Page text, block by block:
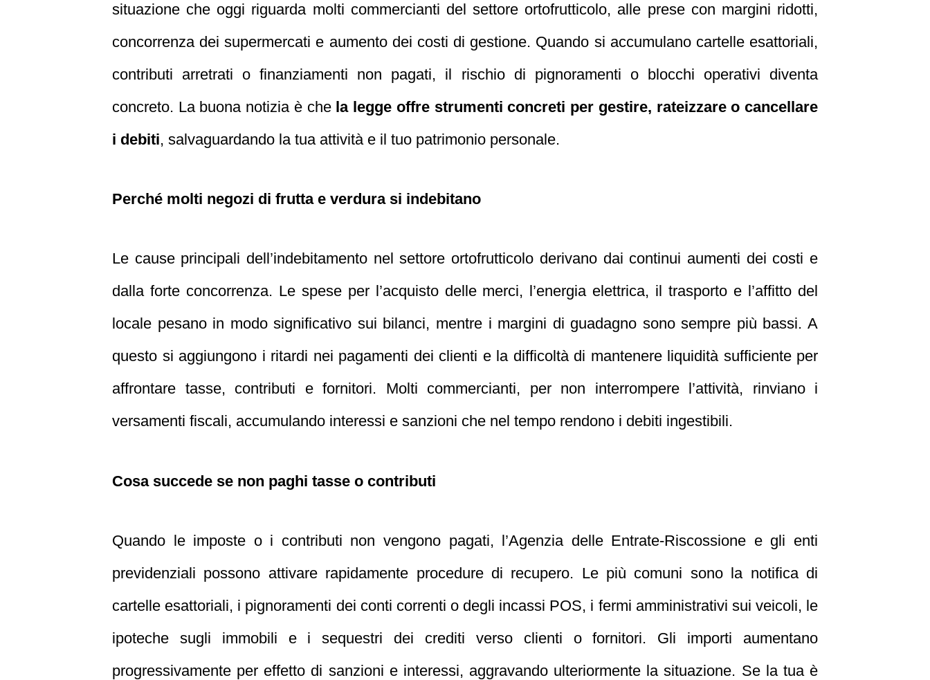
situazione che oggi riguarda molti commercianti del settore ortofrutticolo, alle prese con margini ridotti,
concorrenza dei supermercati e aumento dei costi di gestione. Quando si accumulano cartelle esattoriali,
contributi arretrati o finanziamenti non pagati, il rischio di pignoramenti o blocchi operativi diventa
concreto. La buona notizia è che la legge offre strumenti concreti per gestire, rateizzare o cancellare
i debiti, salvaguardando la tua attività e il tuo patrimonio personale.
Perché molti negozi di frutta e verdura si indebitano
Le cause principali dell’indebitamento nel settore ortofrutticolo derivano dai continui aumenti dei costi e
dalla forte concorrenza. Le spese per l’acquisto delle merci, l’energia elettrica, il trasporto e l’affitto del
locale pesano in modo significativo sui bilanci, mentre i margini di guadagno sono sempre più bassi. A
questo si aggiungono i ritardi nei pagamenti dei clienti e la difficoltà di mantenere liquidità sufficiente per
affrontare tasse, contributi e fornitori. Molti commercianti, per non interrompere l’attività, rinviano i
versamenti fiscali, accumulando interessi e sanzioni che nel tempo rendono i debiti ingestibili.
Cosa succede se non paghi tasse o contributi
Quando le imposte o i contributi non vengono pagati, l’Agenzia delle Entrate-Riscossione e gli enti
previdenziali possono attivare rapidamente procedure di recupero. Le più comuni sono la notifica di
cartelle esattoriali, i pignoramenti dei conti correnti o degli incassi POS, i fermi amministrativi sui veicoli, le
ipoteche sugli immobili e i sequestri dei crediti verso clienti o fornitori. Gli importi aumentano
progressivamente per effetto di sanzioni e interessi, aggravando ulteriormente la situazione. Se la tua è